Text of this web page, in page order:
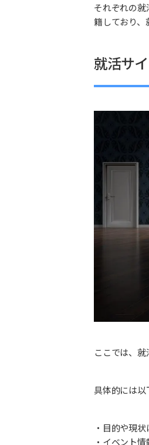
それぞれの
籍しており、
就活サ
ここでは、就
具体的には以
・目的や現
・イベント